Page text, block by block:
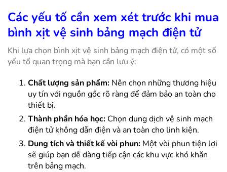
Các yếu tố cần xem xét trước khi mua
bình xịt vệ sinh bảng mạch điện tử
Khi lựa chọn bình xịt vệ sinh bảng mạch điện tử, có một số
yếu tố quan trọng mà bạn cần lưu ý:
Chất lượng sản phẩm: Nên chọn những thương hiệu
uy tín với nguồn gốc rõ ràng để đảm bảo an toàn cho
thiết bị.
Thành phần hóa học: Chọn dung dịch vệ sinh mạch
điện tử không dẫn điện và an toàn cho linh kiện.
Dung tích và thiết kế vòi phun: Một vòi phun tiện lợi
sẽ giúp bạn dễ dàng tiếp cận các khu vực khó khăn
trên bảng mạch.